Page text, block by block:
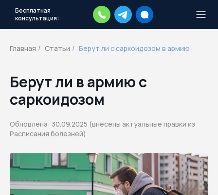
Бесплатная
консультация:
Главная / Статьи / Берут ли с саркоидозом в армию
Берут ли в армию с
саркоидозом
Обновлена: 30.09.2025 (внесены актуальные правки из
Расписания болезней)
каждый день.
действий